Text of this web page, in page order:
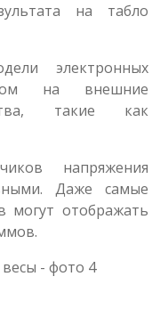
на табло
электронных
на внешние
такие как
напряжения
Даже самые
могут отображать